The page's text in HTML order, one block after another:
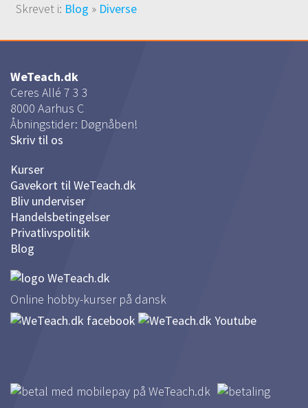
Skrevet i: Blog » Diverse
WeTeach.dk
Ceres Allé 7 3 3
8000 Aarhus C
Åbningstider: Døgnåben!
Skriv til os
Kurser
Gavekort til WeTeach.dk
Bliv underviser
Handelsbetingelser
Privatlivspolitik
Blog
Online hobby-kurser på dansk